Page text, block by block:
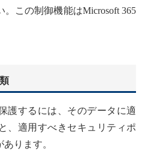
この制御機能はMicrosoft 365
護するには、そのデータに適
、適用すべきセキュリティポ
ります。